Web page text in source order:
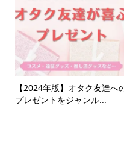
【2024年版】オタク友達へ
プレゼントをジャンル...